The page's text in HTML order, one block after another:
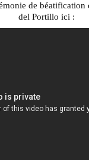
de
del Portillo ici :